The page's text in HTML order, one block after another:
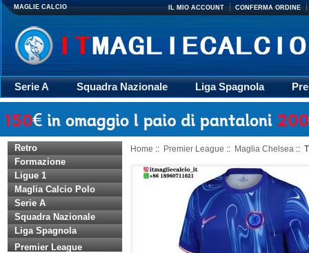
MAGLIE CALCIO IL MIO ACCOUNT CONFERMA ORDINE
Serie A Squadra Nazionale Liga Spagnola
Retro
Formazione
Ligue 1
Maglia Calcio Polo
Serie A
Squadra Nazionale
Liga Spagnola
Premier League
Home :: Premier League :: Maglia Chelsea ::